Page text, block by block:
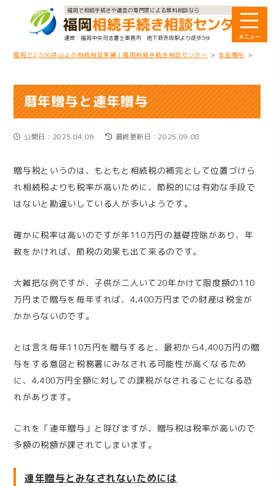
福岡で相続手続きや遺言の専門家による無料相談なら
福岡中央司法書士事務所 地下鉄赤坂駅より徒歩5分
福岡で2,500件以上の相続相談実績｜福岡相続手続き相談センター >生前贈与 >
暦年贈与と連年贈与
公開日：2025.04.06 最終更新日：2025.09.08
贈与税というのは、もともと相続税の補完として位置づけら
れ相続税よりも税率が高いために、節税的には有効な手段で
はないと勘違いしている人が多いようです。
確かに税率は高いのですが年110万円の基礎控除があり、年
数をかければ、節税の効果も出て来るのです。
大雑把な例ですが、子供が二人いて 20年かけて限度額の110
万円まで贈与を毎年すれば、 4,400万円までの財産は税金が
かからないのです。
とは言え毎年110万円を贈与すると、最初から4,400万円の贈
与をする意図と税務署にみなされる可能性が高くなるため
に、 4,400万円全額に対しての課税がなされることになる恐
れがあります。
これを「連年贈与」と呼びますが、贈与税は税率が高いので
多額の税額が課されてしまいます。
連年贈与とみなされないためには